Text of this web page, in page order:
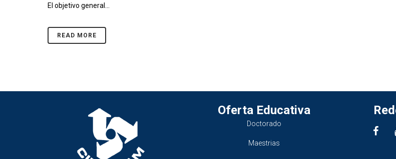
El objetivo general...
READ MORE
Oferta Educativa
Doctorado
Maestrias